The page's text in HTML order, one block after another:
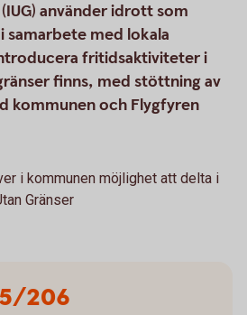
använder idrott som
med lokala
fritidsaktiviteter i
finns, med stöttning av
kommunen och Flygfyren
i kommunen möjlighet att delta i
Gränser
206